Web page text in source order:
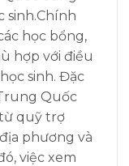
sinh.Chính
học bổng,
hợp với điều
sinh. Đặc
Quốc
quỹ trợ
phương và
việc xem